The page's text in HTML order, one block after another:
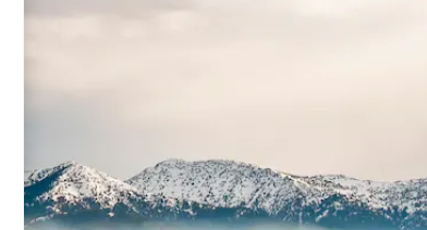
les flèches vers le haut et vers le bas, ou en appuyant